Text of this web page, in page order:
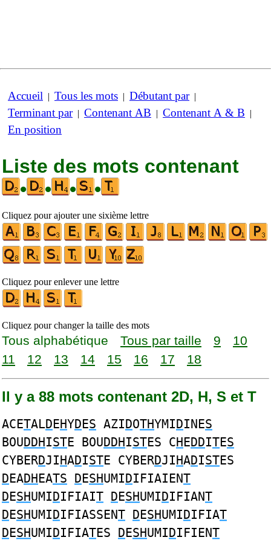
Accueil | Tous les mots | Débutant par|
Terminant par| Contenant AB | Contenant A & B |
En position
Liste des mots contenant
•
• • •
Cliquez pour ajouter une sixième lettre
Cliquez pour enlever une lettre
Cliquez pour changer la taille des mots
Tous alphabétique Tous par taille 9
10
11
12 13 14 15 16 17 18
Il y a 88 mots contenant 2D, H, S et T
ACETALDEHYDES AZIDOTHYMIDINES
BOUDDHISTE BOUDDHISTES CHEDDITES
CYBERDJIHADISTE CYBERDJIHADISTES
DEADHEATS DESHUMIDIFIAIENT
DESHUMIDIFIAIT DESHUMIDIFIANT
DESHUMIDIFIASSENT DESHUMIDIFIAT
DESHUMIDIFIATES DESHUMIDIFIENT